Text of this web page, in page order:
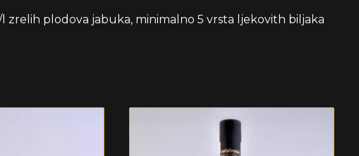
zrelih plodova jabuka, minimalno 5 vrsta ljekovith biljaka